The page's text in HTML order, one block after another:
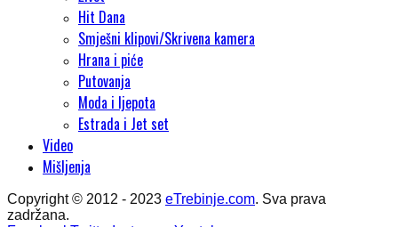
Hit Dana
Smješni klipovi/Skrivena kamera
Hrana i piće
Putovanja
Moda i ljepota
Estrada i Jet set
Video
Mišljenja
Copyright © 2012 - 2023 eTrebinje.com. Sva prava
zadržana.